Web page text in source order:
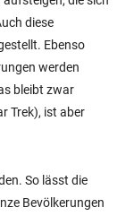
diese
Ebenso
werden
bleibt zwar
Trek), ist aber
So lässt die
Bevölkerungen